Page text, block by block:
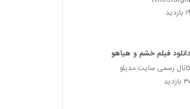
۱۹ بازدید
دانلود فیلم خشم و هیاهو
کانال رسمی سایت مدیلو
۳۰ بازدید